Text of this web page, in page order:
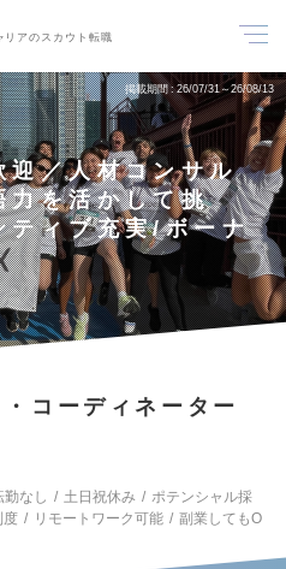
リアのスカウト転職
掲載期間 26/07/31～26/08/13
迎／人材コンサル
力を活かして挑
ティブ充実/ボーナ
コーディネーター
勤なし 土日祝休み
ポテンシャル採
度 リモートワーク可能
副業してもO